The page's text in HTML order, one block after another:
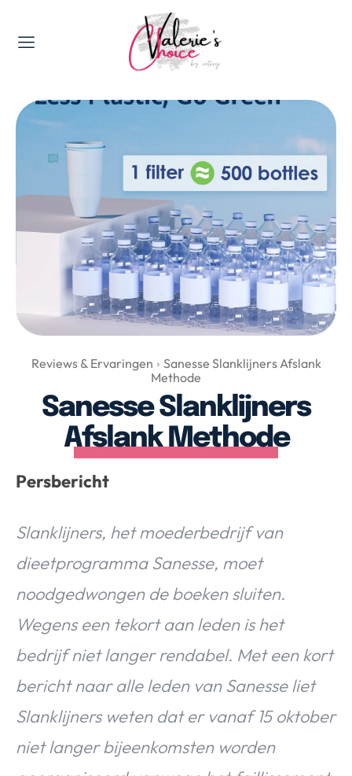
Valerie's Topics
Travel & Culture
Lifestyle, Sport & Duurzaamheid
Gadgets & Tech
Top 5 van Valerie
Health & Beauty
Huis & Tuin
Nieuws & Media
Over Valerie
Over Valerie
De Top 5
Contact
Food & Drinks Health & Beauty Gadgets
Huis & Tuin
Travel
Reviews & Ervaringen
Sanesse Slanklijners Afslank
Methode
Sanesse Slanklijners
Afslank Methode
Persbericht
Slanklijners, het moederbedrijf van
dieetprogramma Sanesse, moet
noodgedwongen de boeken sluiten.
Wegens een tekort aan leden is het
bedrijf niet langer rendabel. Met een kort
bericht naar alle leden van Sanesse liet
Slanklijners weten dat er vanaf 15 oktober
niet langer bijeenkomsten worden